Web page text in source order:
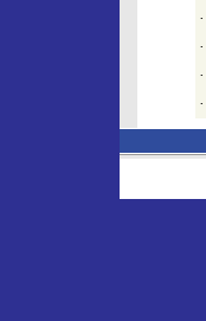
·
·
·
·